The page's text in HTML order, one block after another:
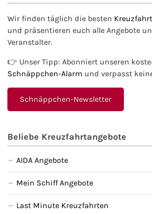
Wir finden täglich die besten
und präsentieren euch alle Angebote
Veranstalter.
👉 Unser Tipp: Abonniert unseren
Schnäppchen-Alarm und verpasst
Schnäppchen-Newsletter
Beliebe Kreuzfahrtangebote
AIDA Angebote
Mein Schiff Angebote
Last Minute Kreuzfahrten